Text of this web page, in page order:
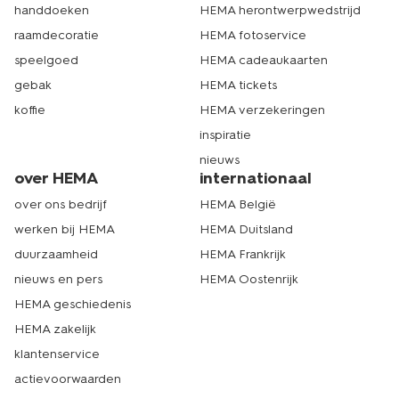
thuisbezorgd wordt. Echt HEMA.
handdoeken
raamdecoratie
speelgoed
gebak
koffie
HEMA herontwerpwedstrijd
HEMA fotoservice
HEMA cadeaukaarten
HEMA tickets
HEMA verzekeringen
inspiratie
nieuws
over HEMA
over ons bedrijf
werken bij HEMA
duurzaamheid
nieuws en pers
HEMA geschiedenis
HEMA zakelijk
klantenservice
actievoorwaarden
internationaal
HEMA België
HEMA Duitsland
HEMA Frankrijk
HEMA Oostenrijk